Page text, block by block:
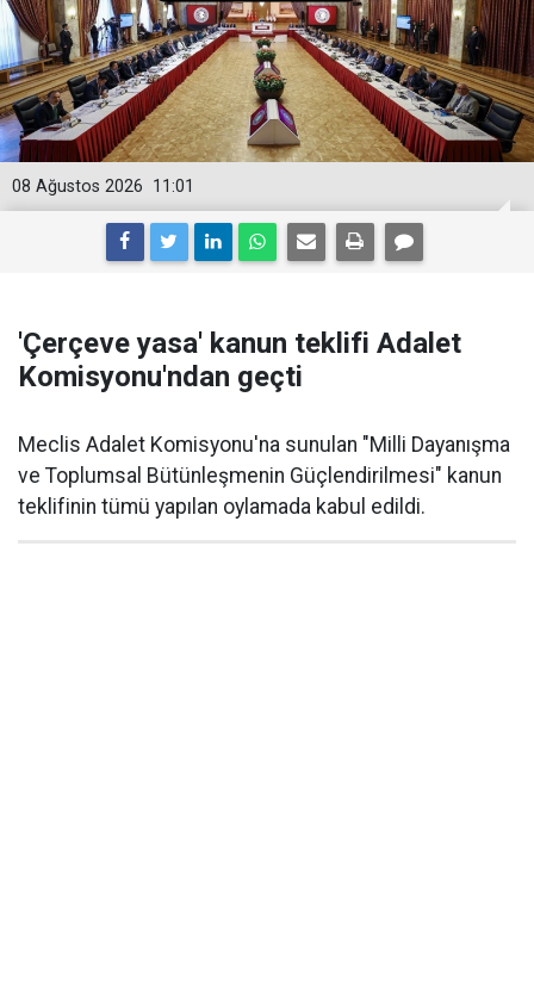
11:01
08 Ağustos 2026
'Çerçeve yasa' kanun teklifi Adalet
Komisyonu'ndan geçti
Meclis Adalet Komisyonu'na sunulan "Milli Dayanışma
ve Toplumsal Bütünleşmenin Güçlendirilmesi" kanun
teklifinin tümü yapılan oylamada kabul edildi.